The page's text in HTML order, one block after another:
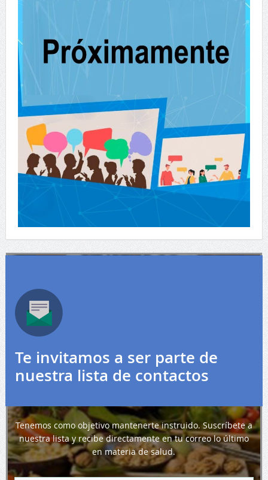
Te invitamos a ser parte de
nuestra lista de contactos
Tenemos como objetivo mantenerte instruido. Suscríbete a
nuestra lista y recibe directamente en tu correo lo último
en materia de salud.